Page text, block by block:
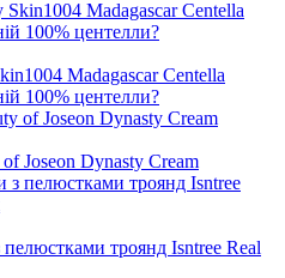
Madagascar Centella
100% центелли?
Joseon Dynasty Cream
троянд Isntree Real